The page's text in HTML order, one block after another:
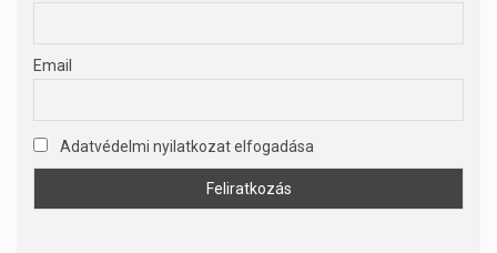
Email
Adatvédelmi nyilatkozat elfogadása